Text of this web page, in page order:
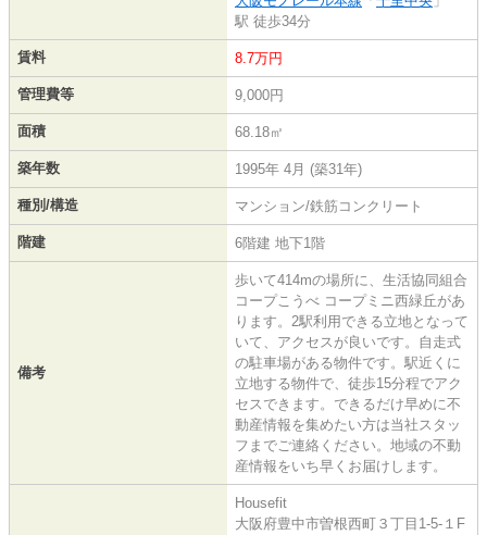
駅 徒歩34分
賃料 8.7万円
管理費等 9,000円
面積 68.18㎡
築年数 1995年 4月 (築31年)
種別/構造 マンション/鉄筋コンクリート
階建 6階建 地下1階
備考
歩いて414mの場所に、生活協同組合
コープこうべ コープミニ西緑丘があ
ります。2駅利用できる立地となって
いて、アクセスが良いです。自走式
の駐車場がある物件です。駅近くに
立地する物件で、徒歩15分程でアク
セスできます。できるだけ早めに不
動産情報を集めたい方は当社スタッ
フまでご連絡ください。地域の不動
産情報をいち早くお届けします。
Housefit
大阪府豊中市曽根西町３丁目1-5-１F